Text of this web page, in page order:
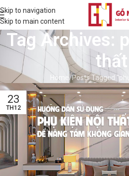
Skip to navigation
Skip to main content
Tag Archives:
thất
Home Posts Tagged
23
TH12